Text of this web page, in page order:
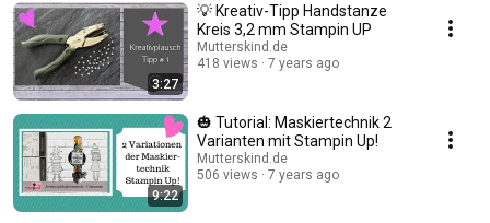
3:27
💡 Kreativ-Tipp Handstanze
Kreis 3,2 mm Stampin UP
Mutterskind.de
418 views
7 years ago
9:22
🎃 Tutorial: Maskiertechnik 2
Varianten mit Stampin Up!
Mutterskind.de
506 views
7 years ago